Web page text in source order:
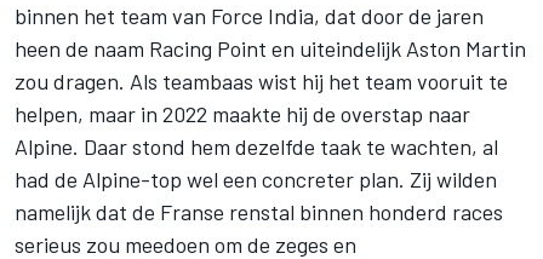
binnen het team van Force India, dat door de jaren
heen de naam Racing Point en uiteindelijk Aston Martin
zou dragen. Als teambaas wist hij het team vooruit te
helpen, maar in 2022 maakte hij de overstap naar
Alpine. Daar stond hem dezelfde taak te wachten, al
had de Alpine-top wel een concreter plan. Zij wilden
namelijk dat de Franse renstal binnen honderd races
serieus zou meedoen om de zeges en